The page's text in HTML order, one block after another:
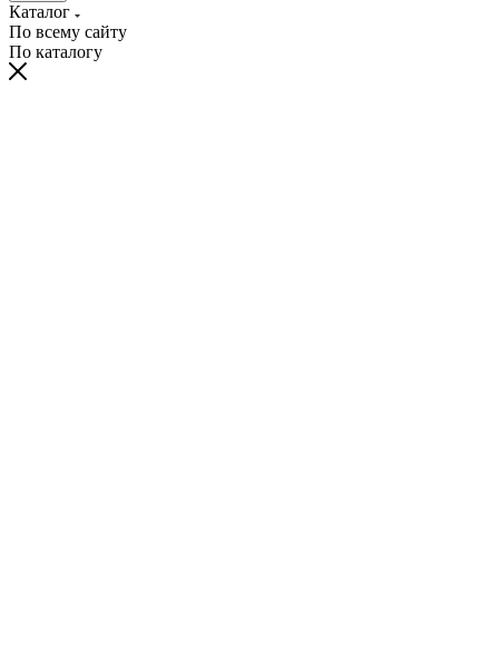
Каталог
По всему сайту
По каталогу